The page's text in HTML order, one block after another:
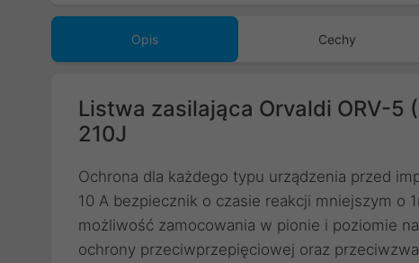
Opis Cechy
Listwa zasilająca Orvaldi ORV-5
210J
Ochrona dla każdego typu urządzenia przed
10 A bezpiecznik o czasie reakcji mniejszym o
możliwość zamocowania w pionie i poziomie
ochrony przeciwprzepięciowej oraz